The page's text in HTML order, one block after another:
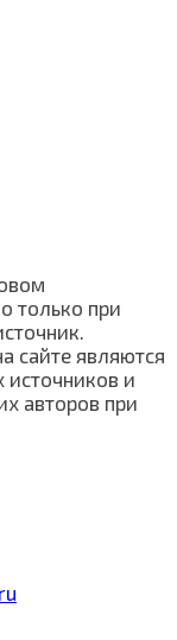
только при
сайте являются
источников и
авторов при